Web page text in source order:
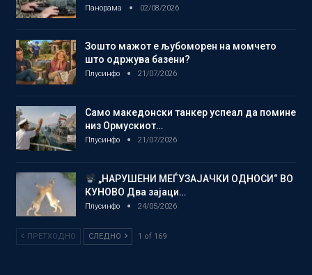
Панорама 02/08/2026
Зошто мажот е љубоморен на момчето
што одржува базени?
Плусинфо 21/07/2026
Само македонски танкер успеал да помине
низ Ормускиот…
Плусинфо 21/07/2026
„НАРУШЕНИ МЕЃУЗАЈАЧКИ ОДНОСИ“ ВО
КУНОВО Два зајаци…
Плусинфо 24/05/2026
ПРЕТХОДНО СЛЕДНО 1 of 169